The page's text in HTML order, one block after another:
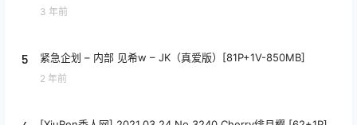
3 年前
5 紧急企划 – 内部 见希w – JK（真爱版）[81P+1V-850MB]
2 年前